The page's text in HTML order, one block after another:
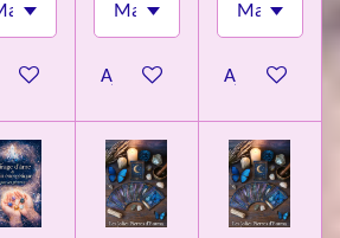
au panierAjouter au panierAjouter au